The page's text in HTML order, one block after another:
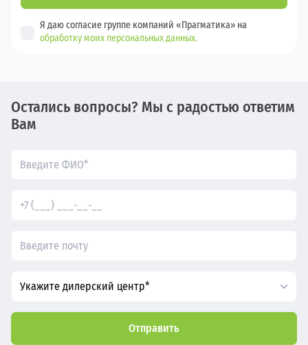
Я даю согласие группе компаний «Прагматика» на
обработку моих персональных данных.
Остались вопросы? Мы с радостью ответим
Вам
Укажите дилерский центр*
Отправить